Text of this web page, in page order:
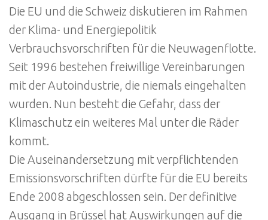
Die EU und die Schweiz diskutieren im Rahmen
der Klima- und Energiepolitik
Verbrauchsvorschriften für die Neuwagenflotte.
Seit 1996 bestehen freiwillige Vereinbarungen
mit der Autoindustrie, die niemals eingehalten
wurden. Nun besteht die Gefahr, dass der
Klimaschutz ein weiteres Mal unter die Räder
kommt.
Die Auseinandersetzung mit verpflichtenden
Emissionsvorschriften dürfte für die EU bereits
Ende 2008 abgeschlossen sein. Der definitive
Ausgang in Brüssel hat Auswirkungen auf die